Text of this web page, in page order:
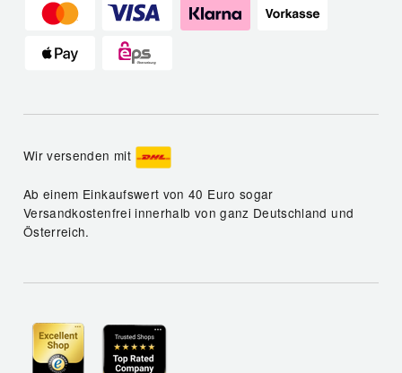
Wir versenden mit
Ab einem Einkaufswert von 40 Euro sogar
Versandkostenfrei innerhalb von ganz Deutschland und
Österreich.